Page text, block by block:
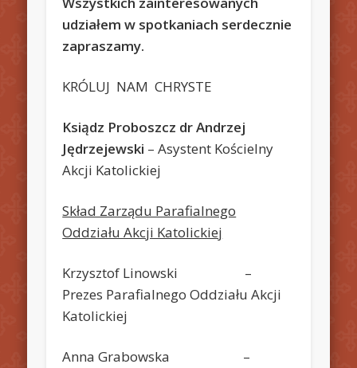
udziałem w spotkaniach serdecznie
zapraszamy.
KRÓLUJ NAM CHRYSTE
Ksiądz Proboszcz dr Andrzej
Jędrzejewski – Asystent Kościelny
Akcji Katolickiej
Skład Zarządu Parafialnego
Oddziału Akcji Katolickiej
Krzysztof Linowski –
Prezes Parafialnego Oddziału Akcji
Katolickiej
Anna Grabowska –